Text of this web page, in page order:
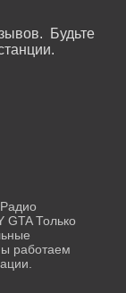
Будьте
GTA Только
работаем